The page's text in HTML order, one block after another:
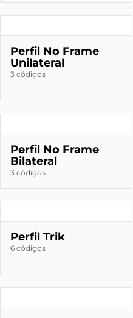
Perfil No Frame
Unilateral
3 códigos
Perfil No Frame
Bilateral
3 códigos
Perfil Trik
6 códigos